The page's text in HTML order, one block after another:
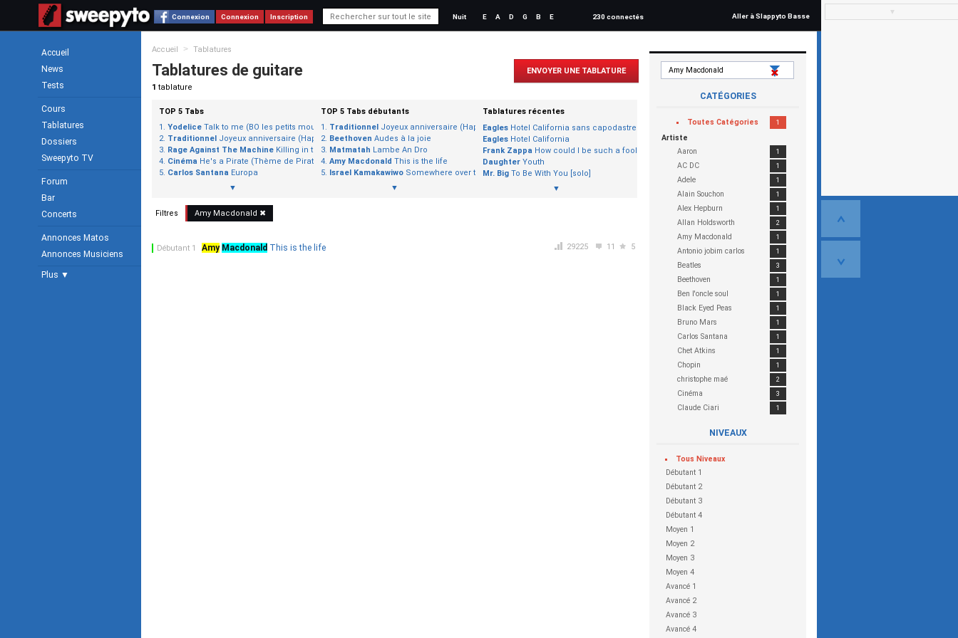
Connexion Connexion Inscription Nuit E A D G B E 230 connectés Aller à Slappyto Basse
Accueil
News
Tests
Cours
Tablatures
Dossiers
Sweepyto TV
Forum
Bar
Concerts
Annonces Matos
Annonces Musiciens
Plus ▼
Accueil > Tablatures
Tablatures de guitare
1 tablature
ENVOYER UNE TABLATURE
CATÉGORIES
1
Toutes Catégories
Artiste
1
Aaron
1
AC DC
1
Adele
1
Alain Souchon
1
Alex Hepburn
2
Allan Holdsworth
1
Amy Macdonald
1
Antonio jobim carlos
3
Beatles
1
Beethoven
1
Ben l'oncle soul
1
Black Eyed Peas
1
Bruno Mars
1
Carlos Santana
1
Chet Atkins
1
Chopin
2
christophe maé
3
Cinéma
1
Claude Ciari
Crash Test Dummies
Eagle Eye Cherry
Eagles
Eddie Vedder
Eddy Mitchell
NIVEAUX
Tous Niveaux
Débutant 1
Débutant 2
Débutant 3
Débutant 4
Moyen 1
Moyen 2
Moyen 3
Moyen 4
Avancé 1
Avancé 2
Avancé 3
Avancé 4
TOP 5 Tabs
Yodelice Talk to me (BO les petits mouchoirs)
Traditionnel Joyeux anniversaire (Happy Birthday)
Rage Against The Machine Killing in the name
Cinéma He's a Pirate (Thème de Pirates des Caraïbes)
Carlos Santana Europa
▼
TOP 5 Tabs débutants
Traditionnel Joyeux anniversaire (Happy Birthday)
Beethoven Audes à la joie
Matmatah Lambe An Dro
Amy Macdonald This is the life
Israel Kamakawiwo Somewhere over the rainbow
▼
Tablatures récentes
Eagles Hotel California sans capodastre
Eagles Hotel California
Frank Zappa How could I be such a fool
Daughter Youth
Mr. Big To Be With You [solo]
▼
Filtres Amy Macdonald ✖
29225 11 5
Amy Macdonald This is the life
Débutant 1
▼